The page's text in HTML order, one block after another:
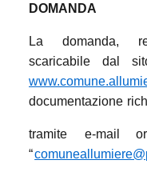
DOMANDA
La domanda,
scaricabile dal
documentazione
tramite e-mail
“